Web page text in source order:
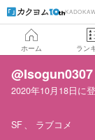
ホーム ラン
@Isogun0307
2020年10月18日に
SF ラブコメ